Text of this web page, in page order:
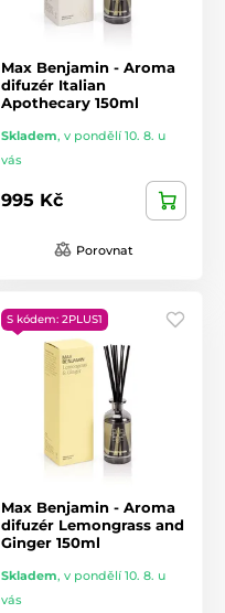
Max Benjamin - Aroma
difuzér Italian
Apothecary 150ml
Skladem, v pondělí 10. 8. u
vás
995 Kč
Porovnat
S kódem: 2PLUS1
Max Benjamin - Aroma
difuzér Lemongrass and
Ginger 150ml
Skladem, v pondělí 10. 8. u
vás